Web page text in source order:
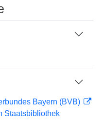
Bayern (BVB)
Staatsbibliothek